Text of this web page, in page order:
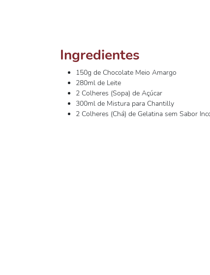
Ingredientes
150g de Chocolate Meio Amargo
280ml de Leite
2 Colheres (Sopa) de Açúcar
300ml de Mistura para Chantilly
2 Colheres (Chá) de Gelatina sem Sabor